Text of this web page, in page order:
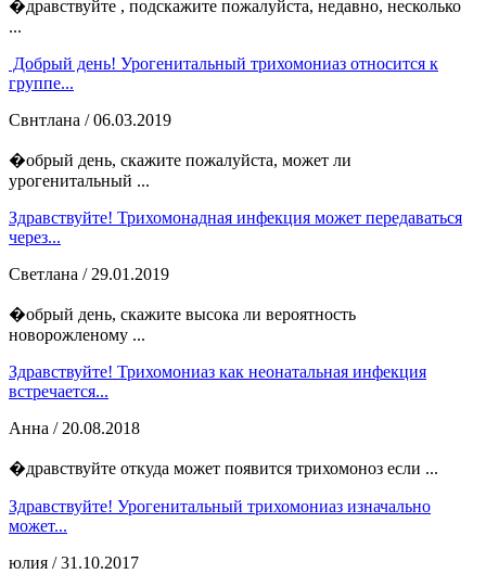
�дравствуйте , подскажите пожалуйста, недавно, несколько
...
Добрый день! Урогенитальный трихомониаз относится к
группе...
Свнтлана / 06.03.2019
�обрый день, скажите пожалуйста, может ли
урогенитальный ...
Здравствуйте! Трихомонадная инфекция может передаваться
через...
Светлана / 29.01.2019
�обрый день, скажите высока ли вероятность
новорожленому ...
Здравствуйте! Трихомониаз как неонатальная инфекция
встречается...
Анна / 20.08.2018
�дравствуйте откуда может появится трихомоноз если ...
Здравствуйте! Урогенитальный трихомониаз изначально
может...
юлия / 31.10.2017